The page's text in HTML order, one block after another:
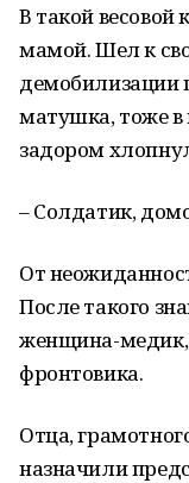
В такой весовой
мамой. Шел к
демобилизации
матушка, тоже
задором
– Солдатик,
От
После такого
женщина-медик,
фронтовика.
Отца,
назначили